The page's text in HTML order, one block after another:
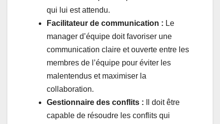
qui lui est attendu.
Facilitateur de communication : Le
manager d’équipe doit favoriser une
communication claire et ouverte entre les
membres de l’équipe pour éviter les
malentendus et maximiser la
collaboration.
Gestionnaire des conflits : Il doit être
capable de résoudre les conflits qui